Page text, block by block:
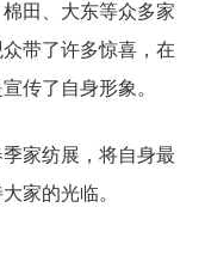
田、大东等众多家
带了许多惊喜，在
传了自身形象。
家纺展，将自身最
家的光临。